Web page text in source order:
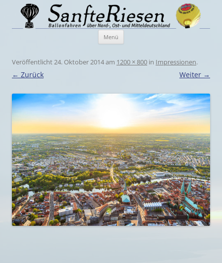
Menü
Inhalt
springen
Veröffentlicht24. Oktober 2014am 1200 × 800 in Impressionen.
← Zurück Weiter →